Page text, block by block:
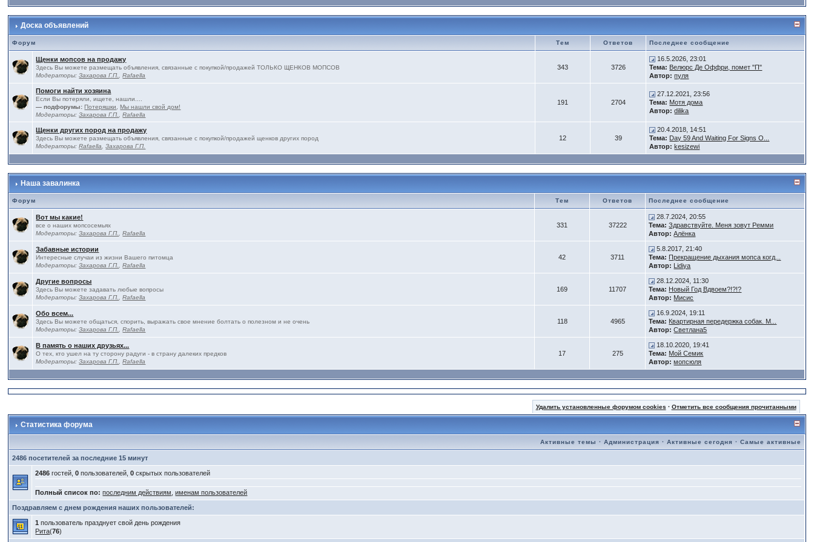
Доска объявлений
Форум Тем Ответов Последнее сообщение
Щенки мопсов на продажу
Здесь Вы можете размещать объявления, связанные с покупкой/продажей ТОЛЬКО ЩЕНКОВ МОПСОВ
Модераторы:Захарова Г.П. ,Rafaella
343 3726
16.5.2026, 23:01
Тема: Велюрс Де Оффри, помет "П"
Автор: пуля
Помоги найти хозяина
Если Вы потеряли, ищете, нашли....
— подфорумы: Потеряшки ,Мы нашли свой дом!
Модераторы:Захарова Г.П. ,Rafaella
191 2704
27.12.2021, 23:56
Тема: Мотя дома
Автор: dilika
Щенки других пород на продажу
Здесь Вы можете размещать объявления, связанные с покупкой/продажей щенков других пород
Модераторы:Rafaella ,Захарова Г.П.
12 39
20.4.2018, 14:51
Тема: Day 59 And Waiting For Signs O...
Автор: kesizewi
Наша завалинка
Форум Тем Ответов Последнее сообщение
Вот мы какие!
все о наших мопсосемьях
Модераторы:Захарова Г.П. ,Rafaella
331 37222
28.7.2024, 20:55
Тема: Здравствуйте. Меня зовут Ремми
Автор: Алёнка
Забавные истории
Интересные случаи из жизни Вашего питомца
Модераторы:Захарова Г.П. ,Rafaella
42 3711
5.8.2017, 21:40
Тема: Прекращение дыхания мопса когд...
Автор: Lidiya
Другие вопросы
Здесь Вы можете задавать любые вопросы
Модераторы:Захарова Г.П. ,Rafaella
169 11707
28.12.2024, 11:30
Тема: Новый Год Вдвоем?!?!?
Автор: Мисис
Обо всем...
Здесь Вы можете общаться, спорить, выражать свое мнение болтать о полезном и не очень
Модераторы:Захарова Г.П. ,Rafaella
118 4965
16.9.2024, 19:11
Тема: Квартирная передержка собак. М...
Автор: Светлана5
В память о наших друзьях...
О тех, кто ушел на ту сторону радуги - в страну далеких предков
Модераторы:Захарова Г.П. ,Rafaella
17 275
18.10.2020, 19:41
Тема: Мой Семик
Автор: мопсюля
Удалить установленные форумом cookies · Отметить все сообщения прочитанными
Статистика форума
Активные темы ·Администрация ·Активные сегодня ·Самые активные
2486 посетителей за последние 15 минут
2486 гостей,0 пользователей,0 скрытых пользователей
Полный список по: последним действиям ,именам пользователей
Поздравляем с днем рождения наших пользователей:
1 пользователь празднует свой день рождения
Рита(76)